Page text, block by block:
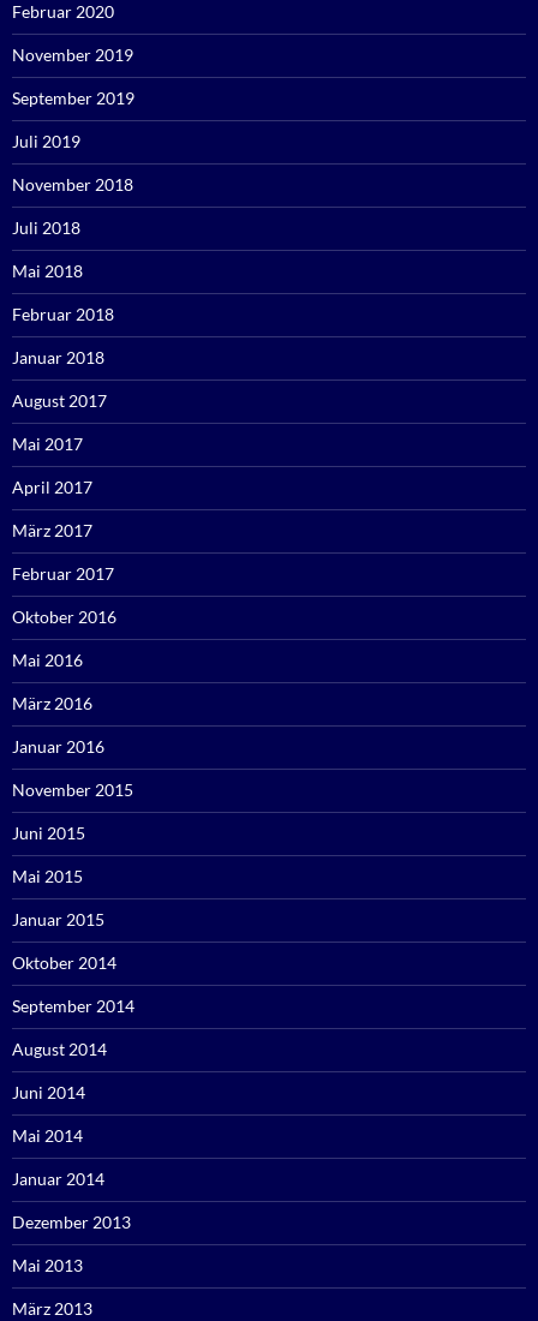
Februar 2020
November 2019
September 2019
Juli 2019
November 2018
Juli 2018
Mai 2018
Februar 2018
Januar 2018
August 2017
Mai 2017
April 2017
März 2017
Februar 2017
Oktober 2016
Mai 2016
März 2016
Januar 2016
November 2015
Juni 2015
Mai 2015
Januar 2015
Oktober 2014
September 2014
August 2014
Juni 2014
Mai 2014
Januar 2014
Dezember 2013
Mai 2013
März 2013